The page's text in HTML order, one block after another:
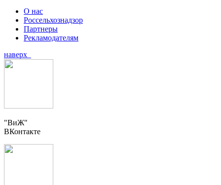
О нас
Россельхознадзор
Партнеры
Рекламодателям
наверх
"ВиЖ"
ВКонтакте